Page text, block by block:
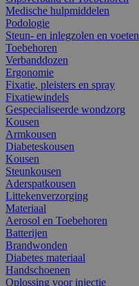
Medische hulpmiddelen
Podologie
Steun- en inlegzolen en voeten
Toebehoren
Verbanddozen
Ergonomie
Fixatie, pleisters en spray
Fixatiewindels
Gespecialiseerde wondzorg
Kousen
Armkousen
Diabeteskousen
Kousen
Steunkousen
Aderspatkousen
Littekenverzorging
Materiaal
Aerosol en Toebehoren
Batterijen
Brandwonden
Diabetes materiaal
Handschoenen
Oplossing voor injectie